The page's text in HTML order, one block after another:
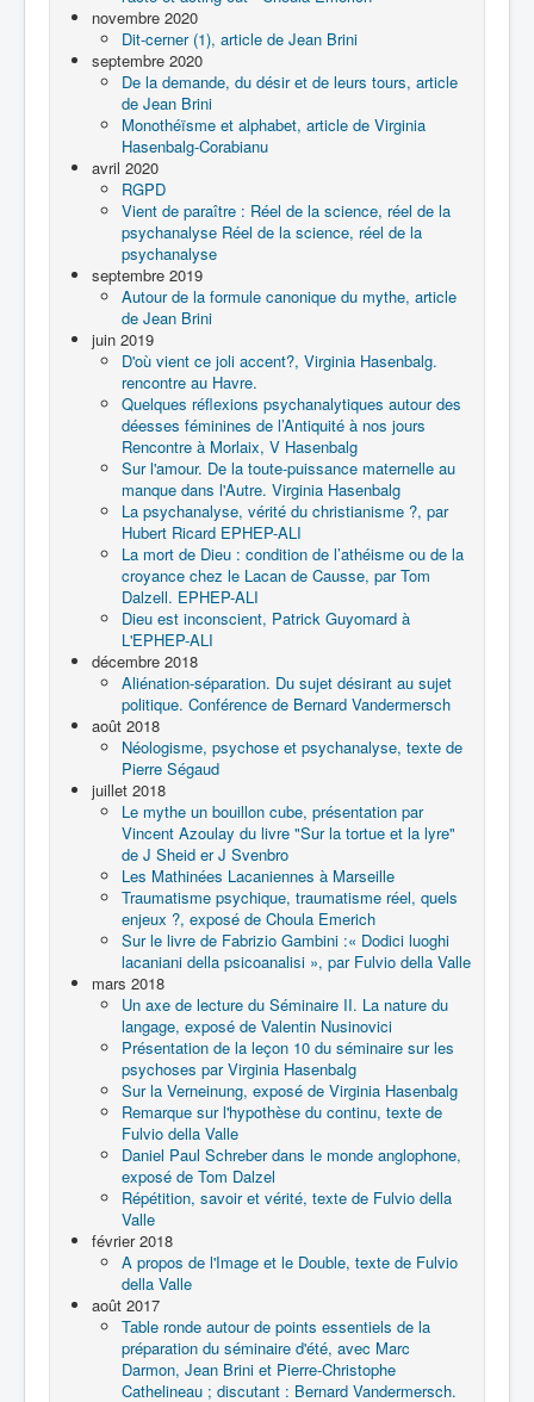
novembre 2020
Dit-cerner (1), article de Jean Brini
septembre 2020
De la demande, du désir et de leurs tours, article
de Jean Brini
Monothéïsme et alphabet, article de Virginia
Hasenbalg-Corabianu
avril 2020
RGPD
Vient de paraître : Réel de la science, réel de la
psychanalyse Réel de la science, réel de la
psychanalyse
septembre 2019
Autour de la formule canonique du mythe, article
de Jean Brini
juin 2019
D'où vient ce joli accent?, Virginia Hasenbalg.
rencontre au Havre.
Quelques réflexions psychanalytiques autour des
déesses féminines de l’Antiquité à nos jours
Rencontre à Morlaix, V Hasenbalg
Sur l'amour. De la toute-puissance maternelle au
manque dans l'Autre. Virginia Hasenbalg
La psychanalyse, vérité du christianisme ?, par
Hubert Ricard EPHEP-ALI
La mort de Dieu : condition de l’athéisme ou de la
croyance chez le Lacan de Causse, par Tom
Dalzell. EPHEP-ALI
Dieu est inconscient, Patrick Guyomard à
L'EPHEP-ALI
décembre 2018
Aliénation-séparation. Du sujet désirant au sujet
politique. Conférence de Bernard Vandermersch
août 2018
Néologisme, psychose et psychanalyse, texte de
Pierre Ségaud
juillet 2018
Le mythe un bouillon cube, présentation par
Vincent Azoulay du livre "Sur la tortue et la lyre"
de J Sheid er J Svenbro
Les Mathinées Lacaniennes à Marseille
Traumatisme psychique, traumatisme réel, quels
enjeux ?, exposé de Choula Emerich
Sur le livre de Fabrizio Gambini :« Dodici luoghi
lacaniani della psicoanalisi », par Fulvio della Valle
mars 2018
Un axe de lecture du Séminaire II. La nature du
langage, exposé de Valentin Nusinovici
Présentation de la leçon 10 du séminaire sur les
psychoses par Virginia Hasenbalg
Sur la Verneinung, exposé de Virginia Hasenbalg
Remarque sur l'hypothèse du continu, texte de
Fulvio della Valle
Daniel Paul Schreber dans le monde anglophone,
exposé de Tom Dalzel
Répétition, savoir et vérité, texte de Fulvio della
Valle
février 2018
A propos de l'Image et le Double, texte de Fulvio
della Valle
août 2017
Table ronde autour de points essentiels de la
préparation du séminaire d'été, avec Marc
Darmon, Jean Brini et Pierre-Christophe
Cathelineau ; discutant : Bernard Vandermersch.